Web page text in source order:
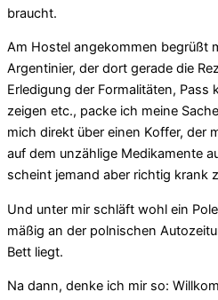
braucht.
Am Hostel angekommen begrüßt
Argentinier, der dort gerade die
Erledigung der Formalitäten, Pass
zeigen etc., packe ich meine
mich direkt über einen Koffer, der
auf dem unzählige Medikamente
scheint jemand aber richtig krank
Und unter mir schläft wohl ein
mäßig an der polnischen
Bett liegt.
Na dann, denke ich mir so: